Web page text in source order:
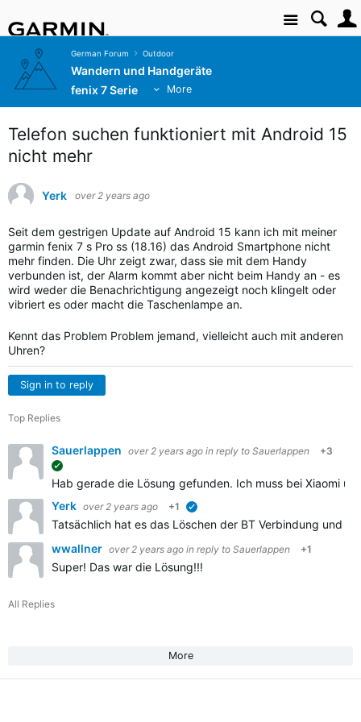
Site
German Forum Outdoor
Wandern und Handgeräte
fenix 7 Serie
More
Telefon suchen funktioniert mit Android 15
nicht mehr
Yerk over 2 years ago
Seit dem gestrigen Update auf Android 15 kann ich mit meiner
garmin fenix 7 s Pro ss (18.16) das Android Smartphone nicht
mehr finden. Die Uhr zeigt zwar, dass sie mit dem Handy
verbunden ist, der Alarm kommt aber nicht beim Handy an - es
wird weder die Benachrichtigung angezeigt noch klingelt oder
vibriert es oder macht die Taschenlampe an.
Kennt das Problem Problem jemand, vielleicht auch mit anderen
Uhren?
Sign in to reply
Top Replies
Sauerlappen over 2 years ago in reply to Sauerlappen +3
Hab gerade die Lösung gefunden. Ich muss bei Xiaomi
Yerk over 2 years ago +1
Tatsächlich hat es das Löschen der BT Verbindung und
wwallner over 2 years ago in reply to Sauerlappen +1
Super! Das war die Lösung!!!
All Replies
More